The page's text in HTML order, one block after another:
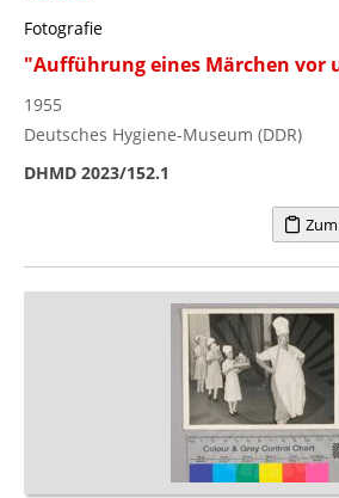
Fotografie
"Aufführung eines Märchen vor
1955
Deutsches Hygiene-Museum (DDR)
DHMD 2023/152.1